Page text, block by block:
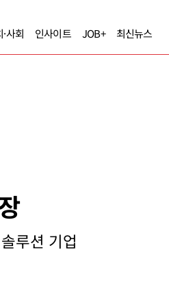
사회 인사이트 JOB+ 최신뉴스
루션 기업